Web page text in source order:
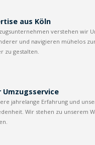
aus Köln
verstehen wir
und navigieren mühelos
zu gestalten.
Umzugsservice
jahrelange Erfahrung und
Wir stehen zu unserem